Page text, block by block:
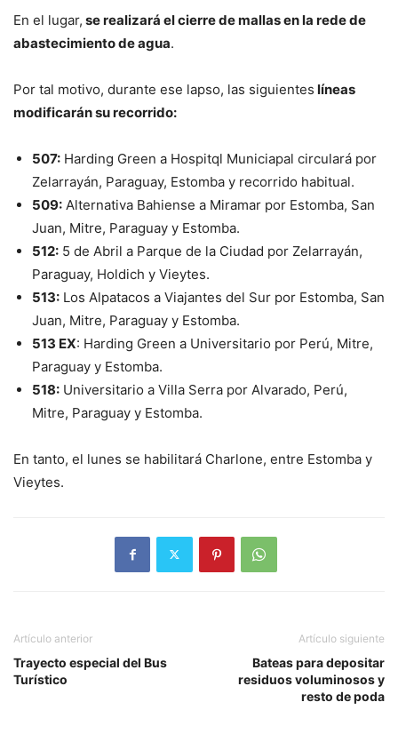
En el lugar, se realizará el cierre de mallas en la rede de
abastecimiento de agua.
Por tal motivo, durante ese lapso, las siguientes líneas
modificarán su recorrido:
507: Harding Green a Hospitql Municiapal circulará por
Zelarrayán, Paraguay, Estomba y recorrido habitual.
509: Alternativa Bahiense a Miramar por Estomba, San
Juan, Mitre, Paraguay y Estomba.
512: 5 de Abril a Parque de la Ciudad por Zelarrayán,
Paraguay, Holdich y Vieytes.
513: Los Alpatacos a Viajantes del Sur por Estomba, San
Juan, Mitre, Paraguay y Estomba.
513 EX: Harding Green a Universitario por Perú, Mitre,
Paraguay y Estomba.
518: Universitario a Villa Serra por Alvarado, Perú,
Mitre, Paraguay y Estomba.
En tanto, el lunes se habilitará Charlone, entre Estomba y
Vieytes.
Artículo anterior
Trayecto especial del Bus
Turístico
Artículo siguiente
Bateas para depositar
residuos voluminosos y
resto de poda